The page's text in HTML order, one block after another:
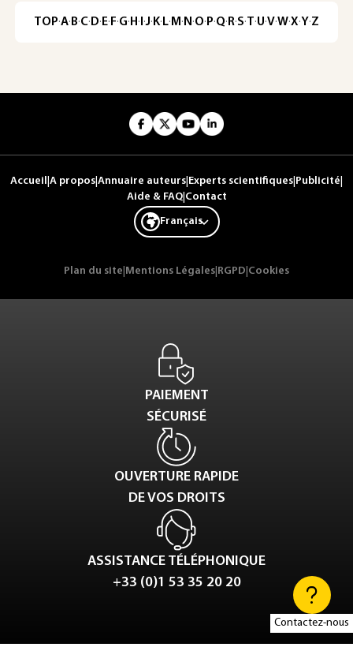
Contactez-nous
TOP·A·B·C· D· E· F·G· H · ·J· K· L· M · N ·O· P·Q· R·S·T·U·V·W·X·Y·Z
Accueil A propos Annuaire auteurs Experts scientifiques Publicité
Aide & FAQ| Contact
Français
Plan du site Mentions Légales RGPD Cookies
PAIEMENT
SÉCURISÉ
OUVERTURE RAPIDE
DE VOS DROITS
ASSISTANCE TÉLÉPHONIQUE
+33 (0)1 53 35 20 20